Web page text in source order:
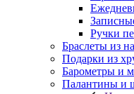
Ручки
Браслеты из
Подарки из
Барометры и
Палантины и